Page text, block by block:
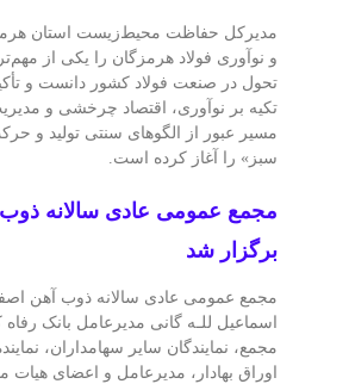
مدیرکل حفاظت محیط‌زیست استان
و نوآوری فولاد هرمزگان را یکی از
تحول در صنعت فولاد کشور دانست و
تکیه بر نوآوری، اقتصاد چرخشی و
مسیر عبور از الگوهای سنتی تولید و
سبز» را آغاز کرده است.
مجمع عمومی عادی سالانه
برگزار شد
مجمع عمومی عادی سالانه ذوب آهن
اسماعیل للـه گانی مدیرعامل بانک
مجمع، نمایندگان سایر سهامداران،
اوراق بهادار، مدیرعامل و اعضای هیات